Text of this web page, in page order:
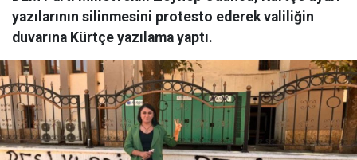
yazılarının silinmesini protesto ederek valiliğin
duvarına Kürtçe yazılama yaptı.